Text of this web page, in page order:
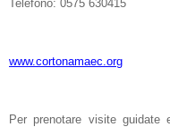
Telefono: 0575 630415
www.cortonamaec.org
Per prenotare visite